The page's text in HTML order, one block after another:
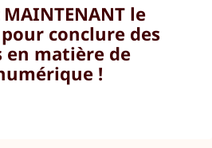
le
conclure des
en matière de
!